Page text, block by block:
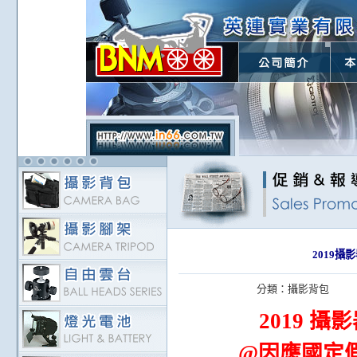
2019攝
分類： 攝影背包
2019 攝